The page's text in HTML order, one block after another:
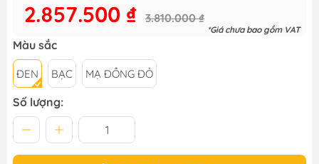
2.857.500 ₫ 3.810.000 ₫
*Giá chưa bao gồm VAT
Màu sắc
ĐEN BẠC MẠ ĐỒNG ĐỎ
Số lượng: